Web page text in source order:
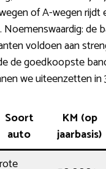
of A-wegen rijdt
de
voldoen aan
de goedkoopste
we uiteenzetten in
Soort
auto
KM (op
jaarbasis)